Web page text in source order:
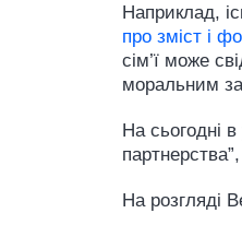
Наприклад,
про зміст і
сім’ї може
моральним
На сьогодні
На розгляді